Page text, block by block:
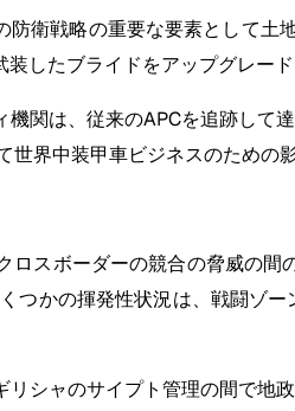
衛戦略の重要な要素として
したブライドをアップグレード
関は、従来のAPCを追跡し
界中装甲車ビジネスのための
スボーダーの競合の脅威の
つかの揮発性状況は、戦闘ゾ
シャのサイプト管理の間で